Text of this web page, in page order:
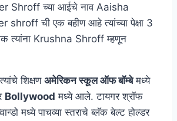
Shroff च्या आईचे नाव Aaisha
ची एक बहीण आहे त्यांच्या पेक्षा 3
त्यांना Krushna Shroff म्हणून
शिक्षण अमेरिकन स्कूल ऑफ बॉम्बेमध्ये
Bollywood मध्ये आले. टायगर श्रॉफ
मध्ये पाचव्या स्तराचे ब्लॅक बेल्ट होल्डर